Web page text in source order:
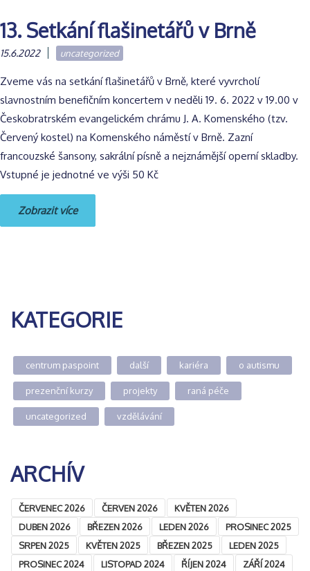
13. Setkání flašinetářů v Brně
15.6.2022 uncategorized
Zveme vás na setkání flašinetářů v Brně, které vyvrcholí
slavnostním benefičním koncertem v neděli 19. 6. 2022 v 19.00 v
Českobratrském evangelickém chrámu J. A. Komenského (tzv.
Červený kostel) na Komenského náměstí v Brně. Zazní
francouzské šansony, sakrální písně a nejznámější operní skladby.
Vstupné je jednotné ve výši 50 Kč
Zobrazit více
KATEGORIE
centrum paspoint další kariéra o autismu
prezenční kurzy projekty raná péče
uncategorized vzdělávání
ARCHÍV
ČERVENEC 2026 ČERVEN 2026
KVĚTEN 2026
DUBEN 2026
BŘEZEN 2026 LEDEN 2026
PROSINEC 2025
SRPEN 2025
KVĚTEN 2025 BŘEZEN 2025
LEDEN 2025
PROSINEC 2024
LISTOPAD 2024 ŘÍJEN 2024
ZÁŘÍ 2024